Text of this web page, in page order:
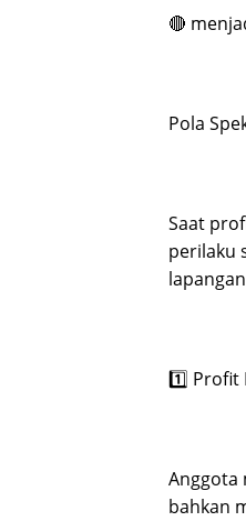
🔴
Pola
Saat
perilaku
1️⃣ Profit
Anggota
bahkan